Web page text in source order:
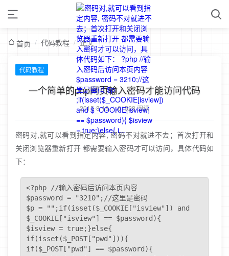
首页 / 代码教程 / 正文
代码教程
一个简单的php网页输入密码才能访问代码
2015-8-19 / 61528 阅读
密码对,就可以看到指定内容, 密码不对就进不去；首次打开和
关闭浏览器重新打开 都需要输入密码才可以访问，具体代码如
下：
<?php //输入密码后访问本页内容
$password = "3210";//这里是密码
$p = "";if(isset($_COOKIE["isview"]) and
$_COOKIE["isview"] == $password){
$isview = true;}else{
if(isset($_POST["pwd"])){
if($_POST["pwd"] == $password){